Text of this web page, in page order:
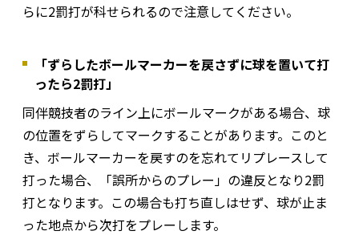
らに2罰打が科せられるので注意してください。
「ずらしたボールマーカーを戻さずに球を置いて打
ったら2罰打」
同伴競技者のライン上にボールマークがある場合、球
の位置をずらしてマークすることがあります。このと
き、ボールマーカーを戻すのを忘れてリプレースして
打った場合、「誤所からのプレー」の違反となり2罰
打となります。この場合も打ち直しはせず、球が止ま
った地点から次打をプレーします。